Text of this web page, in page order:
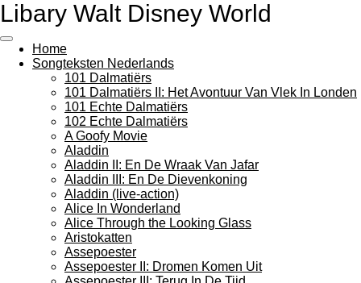
Ga
naar
hoofdinhoud
Libary Walt Disney World
Home
Songteksten Nederlands
101 Dalmatiërs
101 Dalmatiërs II: Het Avontuur Van Vlek In Londen
101 Echte Dalmatiërs
102 Echte Dalmatiërs
A Goofy Movie
Aladdin
Aladdin II: En De Wraak Van Jafar
Aladdin III: En De Dievenkoning
Aladdin (live-action)
Alice In Wonderland
Alice Through the Looking Glass
Aristokatten
Assepoester
Assepoester II: Dromen Komen Uit